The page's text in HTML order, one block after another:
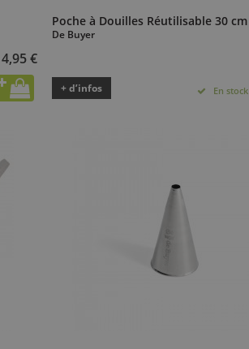
4,95 €
Poche à Douilles Réutilisable 30 cm
De Buyer
+ d’infos En stock